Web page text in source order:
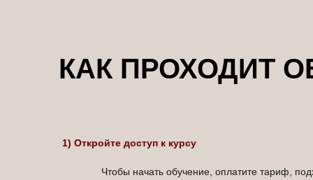
1) Откройте доступ к курсу
КАК ПРОХОДИТ
Чтобы начать обучение, оплатите тариф,
04
Вопросы